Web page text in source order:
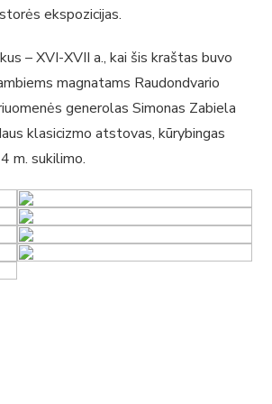
ekspozicijas.
– XVI-XVII a., kai šis kraštas buvo
magnatams Raudondvario
generolas Simonas Zabiela
klasicizmo atstovas, kūrybingas
m. sukilimo.